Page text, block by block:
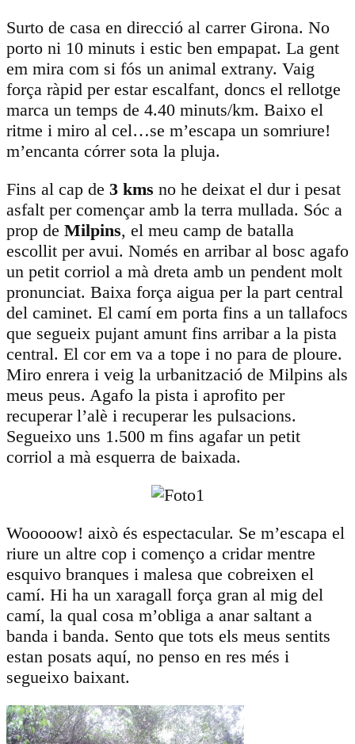
Surto de casa en direcció al carrer Girona. No
porto ni 10 minuts i estic ben empapat. La gent
em mira com si fós un animal extrany. Vaig
força ràpid per estar escalfant, doncs el rellotge
marca un temps de 4.40 minuts/km. Baixo el
ritme i miro al cel…se m’escapa un somriure!
m’encanta córrer sota la pluja.
Fins al cap de 3 kms no he deixat el dur i pesat
asfalt per començar amb la terra mullada. Sóc a
prop de Milpins, el meu camp de batalla
escollit per avui. Només en arribar al bosc agafo
un petit corriol a mà dreta amb un pendent molt
pronunciat. Baixa força aigua per la part central
del caminet. El camí em porta fins a un tallafocs
que segueix pujant amunt fins arribar a la pista
central. El cor em va a tope i no para de ploure.
Miro enrera i veig la urbanització de Milpins als
meus peus. Agafo la pista i aprofito per
recuperar l’alè i recuperar les pulsacions.
Segueixo uns 1.500 m fins agafar un petit
corriol a mà esquerra de baixada.
Wooooow! això és espectacular. Se m’escapa el
riure un altre cop i començo a cridar mentre
esquivo branques i malesa que cobreixen el
camí. Hi ha un xaragall força gran al mig del
camí, la qual cosa m’obliga a anar saltant a
banda i banda. Sento que tots els meus sentits
estan posats aquí, no penso en res més i
segueixo baixant.